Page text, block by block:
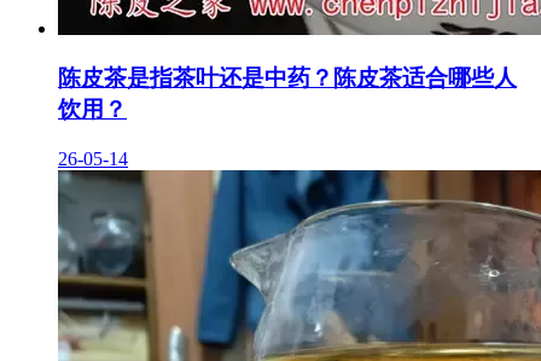
陈皮茶是指茶叶还是中药？陈皮茶适合哪些人
饮用？
26-05-14